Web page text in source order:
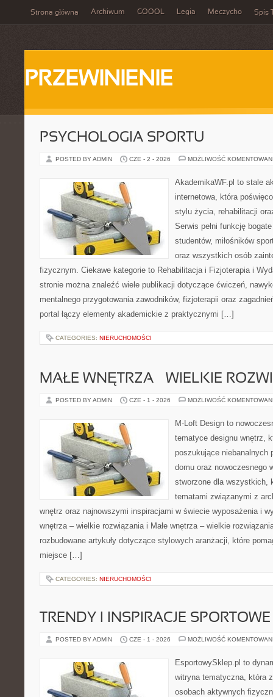
Strona główna Archiwum GOOOL Legia Meczycho Spis
PRZEWINIENIE
PSYCHOLOGIA SPORTU
POSTED BY ADMIN CZE - 2 - 2026 MOŻLIWOŚĆ
AkademikaWF.pl to stale
internetowa, która
stylu życia, rehabilitacji
Serwis pełni funkcję
studentów, miłośników
oraz wszystkich osób
fizycznym. Ciekawe kategorie to Rehabilitacja i Fizjoterapia i
stronie można znaleźć wiele publikacji dotyczące ćwiczeń,
mentalnego przygotowania zawodników, fizjoterapii oraz
portal łączy elementy akademickie z praktycznymi […]
CATEGORIES: NIERUCHOMOŚCI
MAŁE WNĘTRZA – WIELKIE
POSTED BY ADMIN CZE - 1 - 2026 MOŻLIWOŚĆ
M-Loft Design to
tematyce designu wnętrz,
poszukujące niebanalnych
domu oraz nowoczesnego
stworzone dla wszystkich,
tematami związanymi z
wnętrz oraz najnowszymi inspiracjami w świecie wyposażenia i
wnętrza – wielkie rozwiązania i Małe wnętrza – wielkie
rozbudowane artykuły dotyczące stylowych aranżacji, które
miejsce […]
CATEGORIES: NIERUCHOMOŚCI
TRENDY I INSPIRACJE SPORTOWE
POSTED BY ADMIN CZE - 1 - 2026 MOŻLIWOŚĆ
EsportowySklep.pl to
witryna tematyczna, która
osobach aktywnych